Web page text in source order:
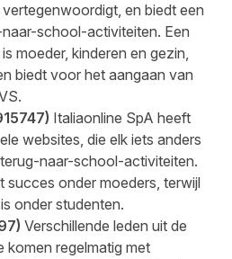
en biedt een
school-activiteiten. Een
moeder, kinderen en gezin,
biedt voor het aangaan van
) Italiaonline SpA heeft
websites, die elk iets anders
naar-school-activiteiten.
succes onder moeders, terwijl
onder studenten.
) Verschillende leden uit de
regelmatig met